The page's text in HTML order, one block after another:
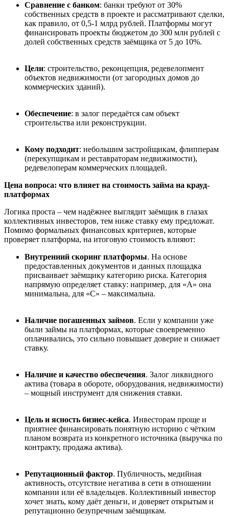
Сравнение с банком: банки требуют от 30%
собственных средств в проекте и рассматривают сделки,
как правило, от 0,5-1 млрд рублей. Платформы могут
финансировать проекты бюджетом до 300 млн рублей с
долей собственных средств заёмщика от 5 до 10%.
Цели: строительство, реконцепция, редевелопмент
объектов недвижимости (от загородных домов до
коммерческих зданий).
Обеспечение: в залог передаётся сам объект
строительства или реконструкции.
Кому подходит: небольшим застройщикам, флипперам
(перекупщикам и реставраторам недвижимости),
редевелоперам коммерческих площадей.
Цена вопроса: что влияет на стоимость займа на крауд-
платформах
Логика проста – чем надёжнее выглядит заёмщик в глазах
коллективных инвесторов, тем ниже ставку ему предложат.
Помимо формальных финансовых критериев, которые
проверяет платформа, на итоговую стоимость влияют:
Внутренний скоринг платформы. На основе
предоставленных документов и данных площадка
присваивает заёмщику категорию риска. Категория
напрямую определяет ставку: например, для «А» она
минимальна, для «С» – максимальна.
Наличие погашенных займов. Если у компании уже
были займы на платформах, которые своевременно
оплачивались, это сильно повышает доверие и снижает
ставку.
Наличие и качество обеспечения. Залог ликвидного
актива (товара в обороте, оборудования, недвижимости)
– мощный инструмент для снижения ставки.
Цель и ясность бизнес-кейса. Инвесторам проще и
приятнее финансировать понятную историю с чётким
планом возврата из конкретного источника (выручка по
контракту, продажа актива).
Репутационный фактор. Публичность, медийная
активность, отсутствие негатива в сети в отношении
компании или её владельцев. Коллективный инвестор
хочет знать, кому даёт деньги, и доверяет открытым и
репутационно безупречным заёмщикам.